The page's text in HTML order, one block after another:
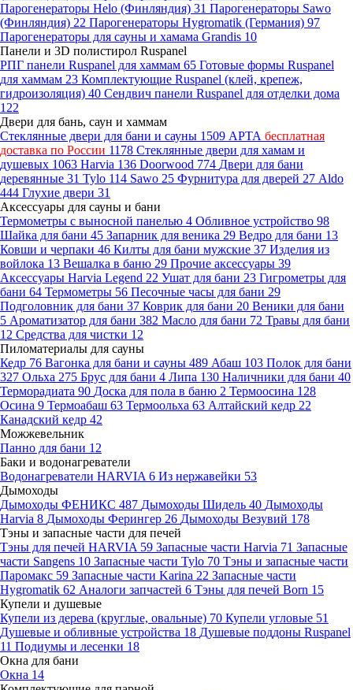
Парогенераторы Helo (Финляндия) 31 Парогенераторы Sawo
(Финляндия) 22 Парогенераторы Hygromatik (Германия) 97
Парогенераторы для сауны и хамама Grandis 10
Панели и 3D полистирол Ruspanel
РПГ панели Ruspanel для хаммам 65 Готовые формы Ruspanel
для хаммам 23 Комплектующие Ruspanel (клей, крепеж,
гидроизоляция) 40 Сендвич панели Ruspanel для отделки дома
122
Двери для бань, саун и хаммам
Стеклянные двери для бани и сауны 1509 АРТА бесплатная
доставка по России 1178 Стеклянные двери для хамам и
душевых 1063 Harvia 136 Doorwood 774 Двери для бани
деревянные 31 Tylo 114 Sawo 25 Фурнитура для дверей 27 Aldo
444 Глухие двери 31
Аксессуары для сауны и бани
Термометры с выносной панелью 4 Обливное устройство 98
Шайка для бани 45 Запарник для веника 29 Ведро для бани 13
Ковши и черпаки 46 Килты для бани мужские 37 Изделия из
войлока 13 Вешалка в баню 29 Прочие аксессуары 39
Аксессуары Harvia Legend 22 Ушат для бани 23 Гигрометры для
бани 64 Термометры 56 Песочные часы для бани 29
Подголовник для бани 37 Коврик для бани 20 Веники для бани
5 Ароматизатор для бани 382 Масло для бани 72 Травы для бани
12 Средства для чистки 12
Пиломатериалы для сауны
Кедр 76 Вагонка для бани и сауны 489 Абаш 103 Полок для бани
327 Ольха 275 Брус для бани 4 Липа 130 Наличники для бани 40
Терморадиата 90 Доска для пола в баню 2 Термоосина 128
Осина 9 Термоабаш 63 Термоольха 63 Алтайский кедр 22
Канадский кедр 42
Можжевельник
Панно для бани 12
Баки и водонагреватели
Водонагреватели HARVIA 6 Из нержавейки 53
Дымоходы
Дымоходы ФЕНИКС 487 Дымоходы Шидель 40 Дымоходы
Harvia 8 Дымоходы Ферингер 26 Дымоходы Везувий 178
Тэны и запасные части для печей
Тэны для печей HARVIA 59 Запасные части Harvia 71 Запасные
части Sangens 10 Запасные части Tylo 70 Тэны и запасные части
Паромакс 59 Запасные части Karina 22 Запасные части
Hygromatik 62 Аналоги запчастей 6 Тэны для печей Born 15
Купели и душевые
Купели из дерева (круглые, овальные) 70 Купели угловые 51
Душевые и обливные устройства 18 Душевые поддоны Ruspanel
11 Подиумы и лесенки 18
Окна для бани
Окна 14